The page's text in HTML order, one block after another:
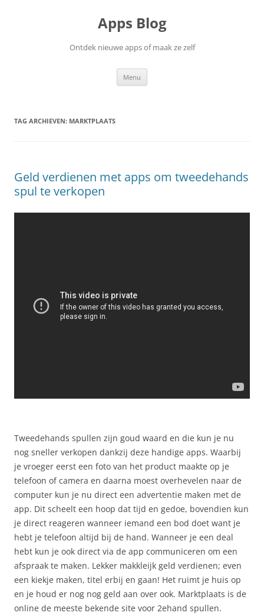
Apps Blog
Ontdek nieuwe apps of maak ze zelf
Menu
TAG ARCHIEVEN: MARKTPLAATS
Geld verdienen met apps om tweedehands
spul te verkopen
Tweedehands spullen zijn goud waard en die kun je nu
nog sneller verkopen dankzij deze handige apps. Waarbij
je vroeger eerst een foto van het product maakte op je
telefoon of camera en daarna moest overhevelen naar de
computer kun je nu direct een advertentie maken met de
app. Dit scheelt een hoop dat tijd en gedoe, bovendien kun
je direct reageren wanneer iemand een bod doet want je
hebt je telefoon altijd bij de hand. Wanneer je een deal
hebt kun je ook direct via de app communiceren om een
afspraak te maken. Lekker makkleijk geld verdienen; even
een kiekje maken, titel erbij en gaan! Het ruimt je huis op
en je houd er nog nog geld aan over ook. Marktplaats is de
online de meeste bekende site voor 2ehand spullen.